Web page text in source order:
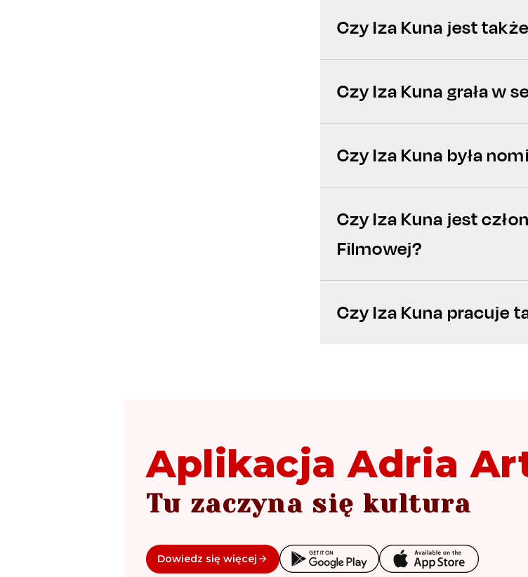
Czy Iza Kuna jest
Czy Iza Kuna grała w
Czy Iza Kuna była
Czy Iza Kuna jest
Filmowej?
Czy Iza Kuna pracuje
Aplikacja Adria
Tu zaczyna się kultura
Dowiedz się więcej